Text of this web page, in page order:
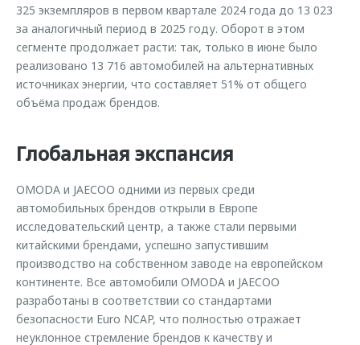
325 экземпляров в первом квартале 2024 года до 13 023
за аналогичный период в 2025 году. Оборот в этом
сегменте продолжает расти: так, только в июне было
реализовано 13 716 автомобилей на альтернативных
источниках энергии, что составляет 51% от общего
объёма продаж брендов.
Глобальная экспансия
OMODA и JAECOO одними из первых среди
автомобильных брендов открыли в Европе
исследовательский центр, а также стали первыми
китайскими брендами, успешно запустившим
производство на собственном заводе на европейском
континенте. Все автомобили OMODA и JAECOO
разработаны в соответствии со стандартами
безопасности Euro NCAP, что полностью отражает
неуклонное стремление брендов к качеству и